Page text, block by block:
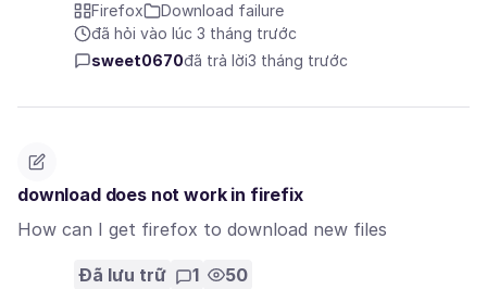
Firefox
Download failure
đã hỏi vào lúc 3 tháng trước
sweet0670đã trả lời3 tháng trước
download does not work in firefix
How can I get firefox to download new files
Đã lưu trữ 1 50